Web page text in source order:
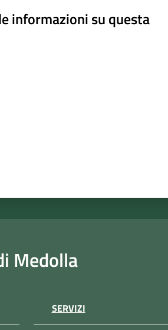
informazioni su questa
Medolla
SERVIZI